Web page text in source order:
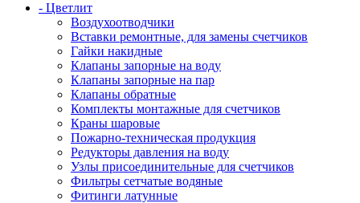
- Цветлит
Воздухоотводчики
Вставки ремонтные, для замены счетчиков
Гайки накидные
Клапаны запорные на воду
Клапаны запорные на пар
Клапаны обратные
Комплекты монтажные для счетчиков
Краны шаровые
Пожарно-техническая продукция
Редукторы давления на воду
Узлы присоединительные для счетчиков
Фильтры сетчатые водяные
Фитинги латунные